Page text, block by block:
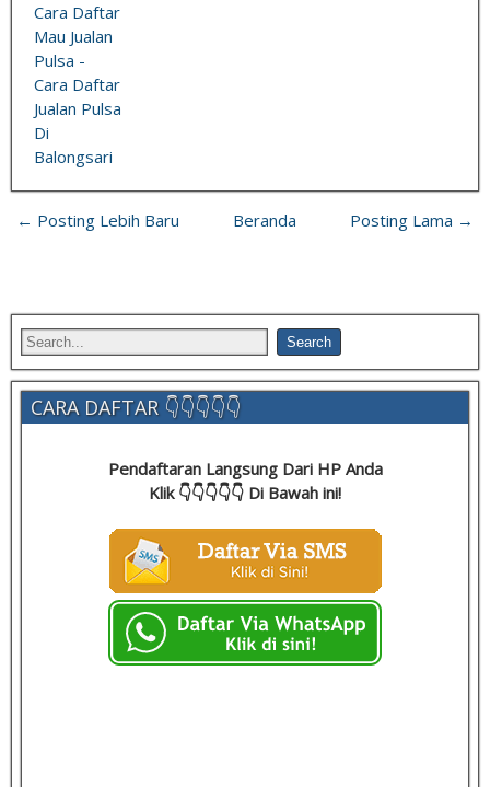
Cara Daftar
Mau Jualan
Pulsa -
Cara Daftar
Jualan Pulsa
Di
Balongsari
← Posting Lebih Baru Posting Lama →
Beranda
CARA DAFTAR 👇👇👇👇👇
Pendaftaran Langsung Dari HP Anda
Klik 👇👇👇👇👇 Di Bawah ini!